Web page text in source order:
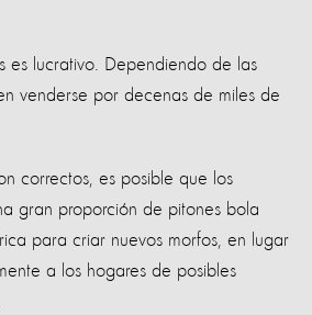
es lucrativo. Dependiendo de las
venderse por decenas de miles de
correctos, es posible que los
gran proporción de pitones bola
para criar nuevos morfos, en lugar
a los hogares de posibles